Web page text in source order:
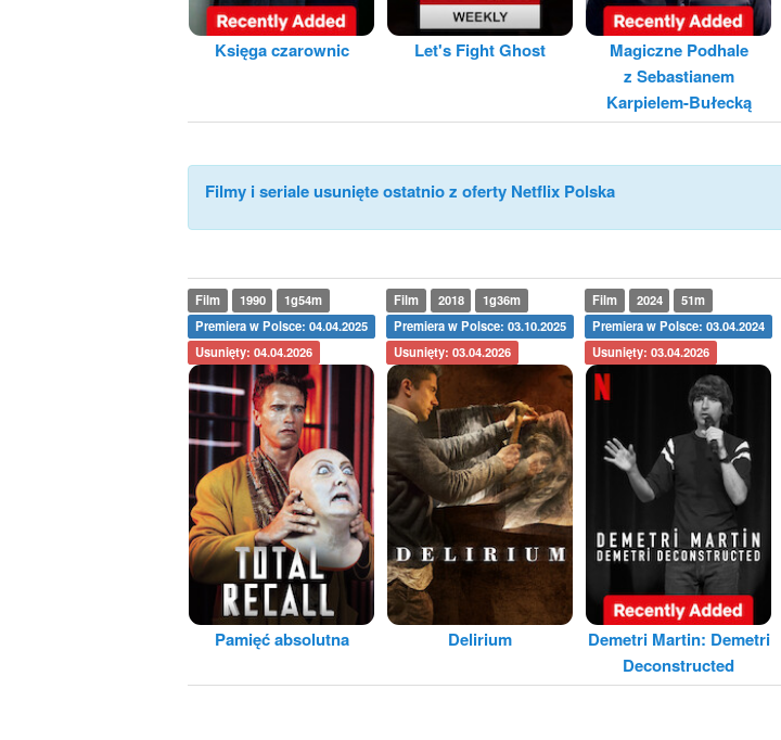
Księga czarownic Let's Fight Ghost
Magiczne Podhale
z Sebastianem
Karpielem-Bułecką
Filmy i seriale usunięte ostatnio z oferty Netflix Polska
Film 1990
1g54m
Premiera w Polsce: 04.04.2025
Usunięty: 04.04.2026
Pamięć absolutna
Film 2018
1g36m
Premiera w Polsce: 03.10.2025
Usunięty: 03.04.2026
Delirium
Film 2024
51m
Premiera w Polsce: 03.04.2024
Usunięty: 03.04.2026
Demetri Martin: Demetri
Deconstructed